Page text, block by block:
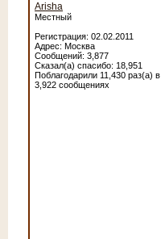
Arisha
Местный
Регистрация: 02.02.2011
Адрес: Москва
Сообщений: 3,877
Сказал(а) спасибо: 18,951
Поблагодарили 11,430 раз(а) в
3,922 сообщениях